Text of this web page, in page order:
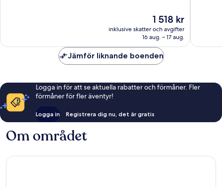
Priset
är
1 518 kr
1 518 kr
inklusive skatter och avgifter
16 aug. – 17 aug.
Jämför liknande boenden
Logga in för att se aktuella rabatter och förmåner. Fler
förmåner för fler äventyr!
Logga in Registrera dig nu, det är gratis
Om området